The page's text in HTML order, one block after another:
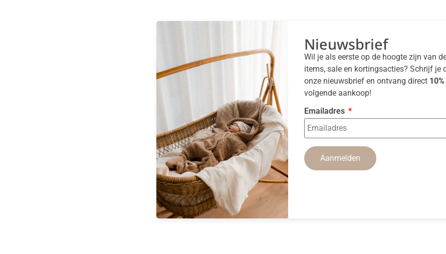
Nieuwsbrief
Wil je als eerste op de hoogte zijn van
items, sale en kortingsacties? Schrijf je
onze nieuwsbrief en ontvang direct
volgende aankoop!
Emailadres
Aanmelden